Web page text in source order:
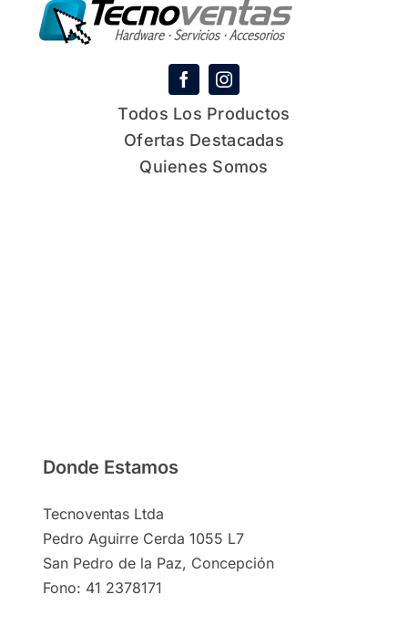
Todos Los Productos
Ofertas Destacadas
Quienes Somos
Donde Estamos
Tecnoventas Ltda
Pedro Aguirre Cerda 1055 L7
San Pedro de la Paz, Concepción
Fono: 41 2378171